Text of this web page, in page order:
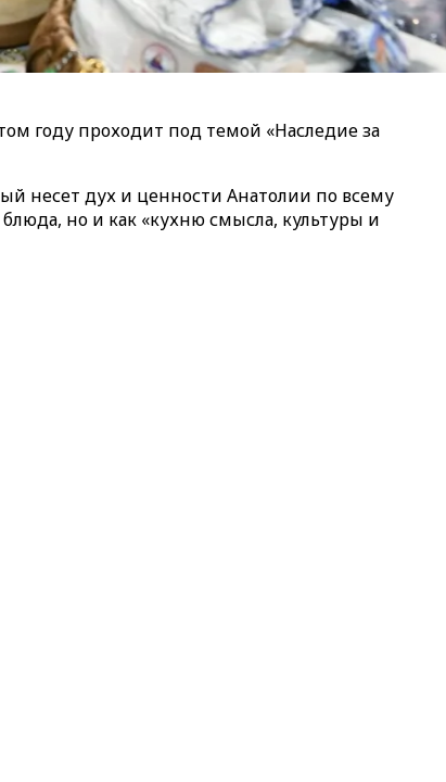
году проходит под темой «Наследие за
несет дух и ценности Анатолии по всему
но и как «кухню смысла, культуры и